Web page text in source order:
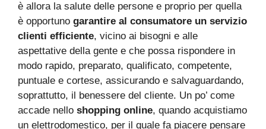
è allora la salute delle persone e proprio per quella
è opportuno garantire al consumatore un servizio
clienti efficiente, vicino ai bisogni e alle
aspettative della gente e che possa rispondere in
modo rapido, preparato, qualificato, competente,
puntuale e cortese, assicurando e salvaguardando,
soprattutto, il benessere del cliente. Un po’ come
accade nello shopping online, quando acquistiamo
un elettrodomestico, per il quale fa piacere pensare